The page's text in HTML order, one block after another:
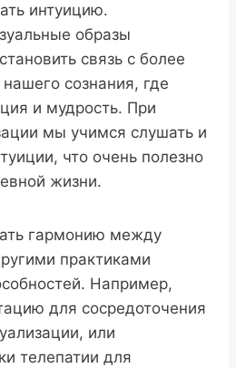
интуицию.
образы
связь с более
сознания, где
и мудрость. При
мы учимся слушать и
что очень полезно
жизни.
гармонию между
практиками
Например,
для сосредоточения
или
телепатии для